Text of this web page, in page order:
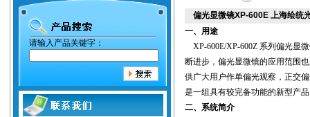
请输入产品关键字：
偏光显微镜XP-600E 上海绘统
一、用途
XP-600E/XP-600Z 系列 偏光显
断进步，偏光显微镜的应用范围
供广大用户作单偏光观察，正交
是一组具有较完备功能的新型产品
二、系统简介